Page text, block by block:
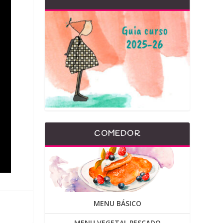
COMEDOR
MENU BÁSICO